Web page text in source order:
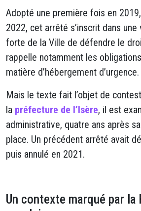
Adopté une première fois en
2022, cet arrêté s’inscrit dans
forte de la Ville de défendre le
rappelle notamment les
matière d’hébergement d’urgence.
Mais le texte fait l’objet de
la préfecture de l’Isère, il est
administrative, quatre ans après
place. Un précédent arrêté avait
puis annulé en 2021.
Un contexte marqué par la